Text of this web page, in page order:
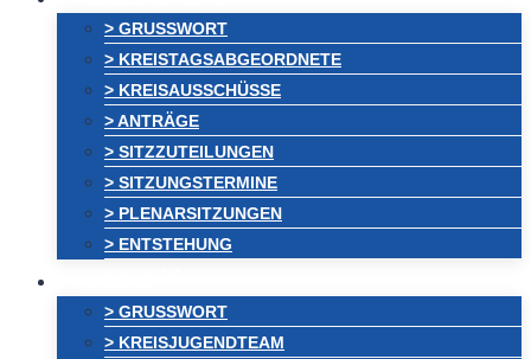
> GRUSSWORT
> KREISTAGSABGEORDNETE
> KREISAUSSCHÜSSE
> ANTRÄGE
> SITZZUTEILUNGEN
> SITZUNGSTERMINE
> PLENARSITZUNGEN
> ENTSTEHUNG
> GRUSSWORT
> KREISJUGENDTEAM